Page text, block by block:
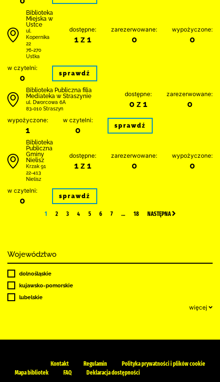
Biblioteka
Miejska w
Ustce
ul.
Kopernika
22
76-270
Ustka
dostępne:
1 z 1
zarezerwowane:
0
wypożyczone:
0
w czytelni:
0 sprawdź
Biblioteka Publiczna filia
Mediateka w Straszynie
ul. Dworcowa 6A
83-010 Straszyn
dostępne:
0 z 1
zarezerwowane:
0
wypożyczone:
1
w czytelni:
0 sprawdź
Biblioteka
Publiczna
Gminy
Nielisz
Krzak 91
22-413
Nielisz
dostępne:
1 z 1
zarezerwowane:
0
wypożyczone:
0
w czytelni:
0 sprawdź
1 2 3 4 5 6 7 … 18 NASTĘPNA
Województwo
dolnośląskie
kujawsko-pomorskie
lubelskie
więcej
Kontakt Regulamin
Polityka prywatności i plików cookie
Mapa bibliotek
FAQ Deklaracja dostępności